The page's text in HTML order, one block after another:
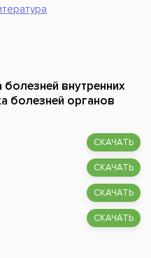
болезней внутренних
болезней органов
СКАЧАТЬ
СКАЧАТЬ
СКАЧАТЬ
СКАЧАТЬ